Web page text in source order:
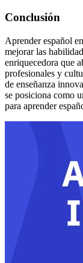
Conclusión
Aprender español
mejorar las
enriquecedora que
profesionales y
de enseñanza
se posiciona como
para aprender